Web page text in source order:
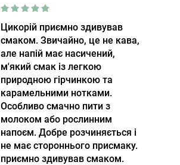
Цикорій приємно здивував
смаком. Звичайно, це не кава,
але напій має насичений,
м'який смак із легкою
природною гірчинкою та
карамельними нотками.
Особливо смачно пити з
молоком або рослинним
напоєм. Добре розчиняється і
не має стороннього присмаку.
приємно здивував смаком.